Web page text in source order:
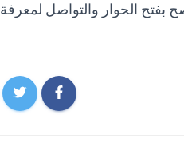
بفتح الحوار والتواصل لمعرفة